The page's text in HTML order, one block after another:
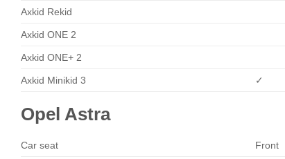
Axkid Rekid
Axkid ONE 2
Axkid ONE+ 2
Axkid Minikid 3 ✓
Opel Astra
Car seat Front